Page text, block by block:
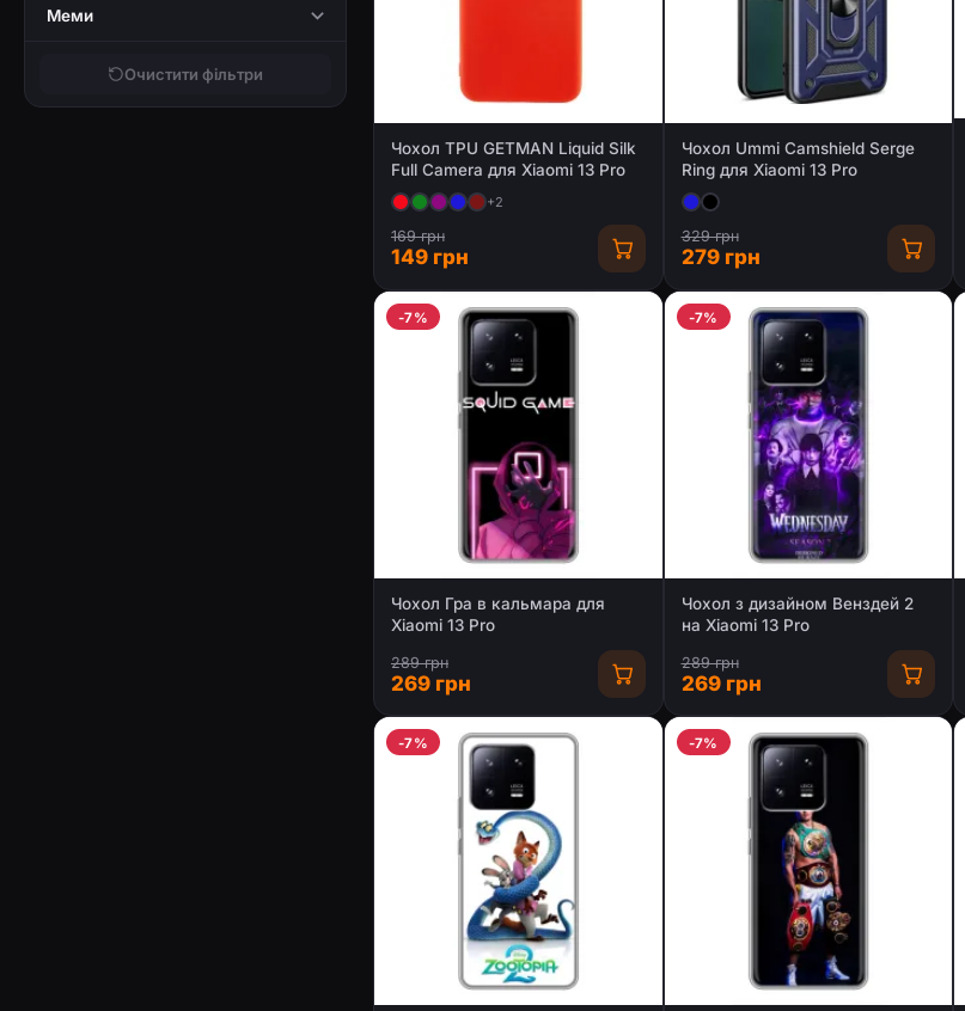
Меми
Очистити фільтри
Чохол TPU GETMAN Liquid Silk
Full Camera для Xiaomi 13 Pro
+2
169 грн
149 грн
Чохол Ummi Camshield Serge
Ring для Xiaomi 13 Pro
329 грн
279 грн
-7%
Чохол Гра в кальмара для
Xiaomi 13 Pro
289 грн
269 грн
-7%
Чохол з дизайном Венздей 2
на Xiaomi 13 Pro
289 грн
269 грн
-7% -7%